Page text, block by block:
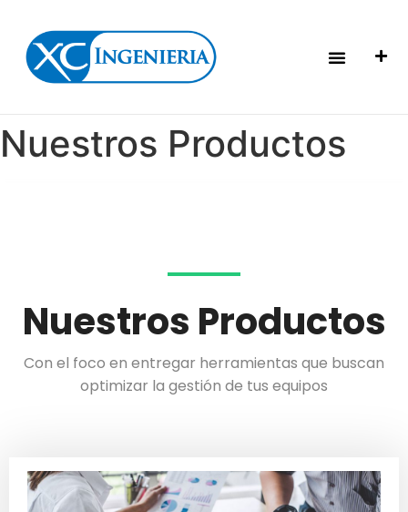
Nuestros Productos
Nuestros Productos
Con el foco en entregar herramientas que buscan
optimizar la gestión de tus equipos